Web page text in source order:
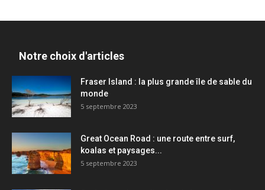
Notre choix d'articles
Fraser Island : la plus grande île de sable du
monde
5 septembre 2023
Great Ocean Road : une route entre surf,
koalas et paysages...
5 septembre 2023